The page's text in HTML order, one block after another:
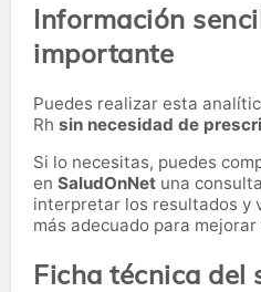
Información
importante
Puedes realizar esta
Rh sin necesidad de
Si lo necesitas, puedes
en SaludOnNet una
interpretar los resultados y
más adecuado para
Ficha técnica del